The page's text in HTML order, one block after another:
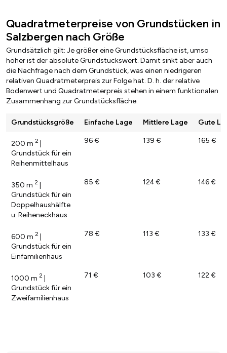
Quadratmeterpreise von Grundstücken in
Salzbergen nach Größe
Grundsätzlich gilt: Je größer eine Grundstücksfläche ist, umso
höher ist der absolute Grundstückswert. Damit sinkt aber auch
die Nachfrage nach dem Grundstück, was einen niedrigeren
relativen Quadratmeterpreis zur Folge hat. D. h. der relative
Bodenwert und Quadratmeterpreis stehen in einem funktionalen
Zusammenhang zur Grundstücksfläche.
Grundstücksgröße Einfache Lage Mittlere Lage Gute
200 m 2 |
Grundstück für ein
Reihenmittelhaus
96 € 139 € 165 €
350 m 2 |
Grundstück für ein
Doppelhaushälfte
u. Reiheneckhaus
85 € 124 € 146 €
600 m 2 |
Grundstück für ein
Einfamilienhaus
78 € 113 € 133 €
1000 m 2 |
Grundstück für ein
Zweifamilienhaus
71 € 103 € 122 €